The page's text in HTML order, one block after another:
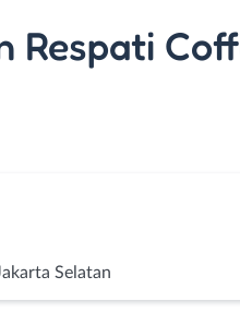
Respati
Selatan